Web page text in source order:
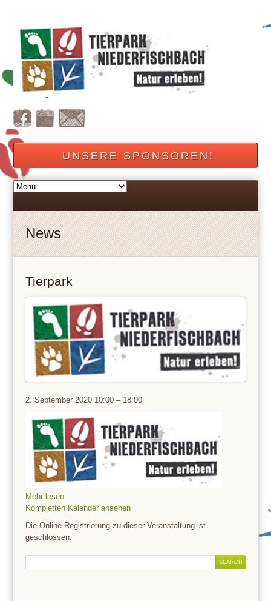
UNSERE SPONSOREN!
News
Tierpark
Tierpark
2. September 2020 10:00 – 18:00
Mehr lesen
Kompletten Kalender ansehen
Die Online-Registrierung zu dieser Veranstaltung ist
geschlossen.